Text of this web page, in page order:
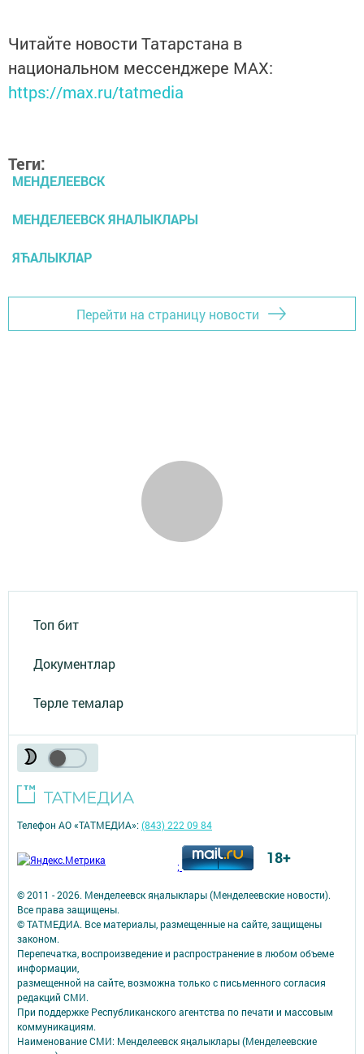
Читайте новости Татарстана в
национальном мессенджере MАХ:
https://max.ru/tatmedia
Теги:
МЕНДЕЛЕЕВСК
МЕНДЕЛЕЕВСК ЯНАЛЫКЛАРЫ
ЯЋАЛЫКЛАР
Перейти на страницу новости
Топ бит
Документлар
Төрле темалар
© 2011 - 2026. Менделеевск яӊалыклары (Менделеевские новости).
Все права защищены.
© ТАТМЕДИА. Все материалы, размещенные на сайте, защищены
законом.
Перепечатка, воспроизведение и распространение в любом объеме
информации,
размещенной на сайте, возможна только с письменного согласия
редакций СМИ.
При поддержке Республиканского агентства по печати и массовым
коммуникациям.
Наименование СМИ: Менделеевск яӊалыклары (Менделеевские
Телефон АО «ТАТМЕДИА»:(843) 222 09 84
; 18+